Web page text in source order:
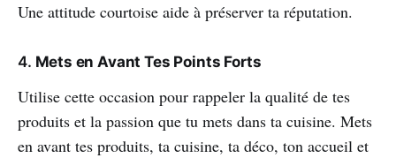
Une attitude courtoise aide à préserver ta réputation.
4. Mets en Avant Tes Points Forts
Utilise cette occasion pour rappeler la qualité de tes
produits et la passion que tu mets dans ta cuisine. Mets
en avant tes produits, ta cuisine, ta déco, ton accueil et